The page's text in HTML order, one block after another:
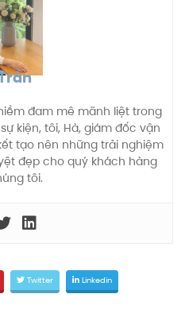
đam mê mãnh liệt trong
kiện, tôi, Hà, giám đốc vận
tạo nên những trải nghiệm
đẹp cho quý khách hàng
tôi.
Twitter Linkedin